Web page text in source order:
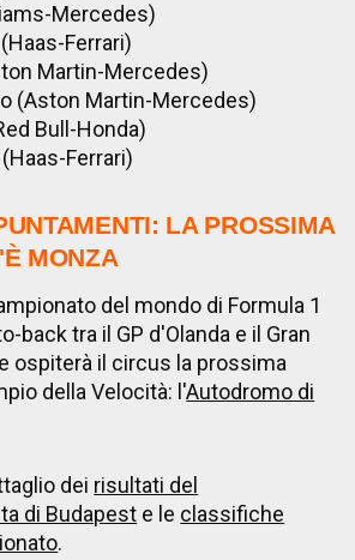
Mercedes)
Ferrari)
Martin-Mercedes)
(Aston Martin-Mercedes)
Bull-Honda)
Ferrari)
LA PROSSIMA
MONZA
del mondo di Formula 1
back tra il GP d'Olanda e il Gran
ospiterà il circus la prossima
della Velocità: l'Autodromo di
dei risultati del
di Budapest e le classifiche
.